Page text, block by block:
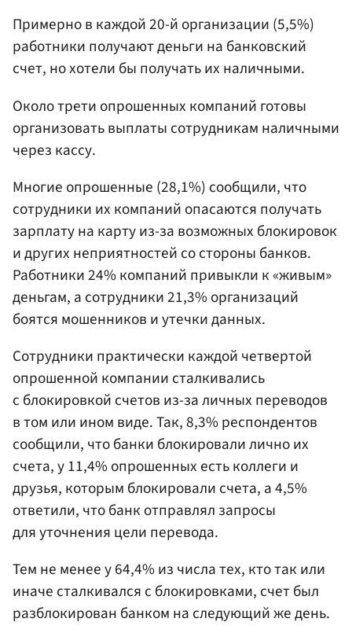
Примерно в каждой 20-й организации (5,5%)
работники получают деньги на банковский
счет, но хотели бы получать их наличными.
Около трети опрошенных компаний готовы
организовать выплаты сотрудникам наличными
через кассу.
Многие опрошенные (28,1%) сообщили, что
сотрудники их компаний опасаются получать
зарплату на карту из-за возможных блокировок
и других неприятностей со стороны банков.
Работники 24% компаний привыкли к «живым»
деньгам, а сотрудники 21,3% организаций
боятся мошенников и утечки данных.
Сотрудники практически каждой четвертой
опрошенной компании сталкивались
с блокировкой счетов из-за личных переводов
в том или ином виде. Так, 8,3% респондентов
сообщили, что банки блокировали лично их
счета, у 11,4% опрошенных есть коллеги и
друзья, которым блокировали счета, а 4,5%
ответили, что банк отправлял запросы
для уточнения цели перевода.
Тем не менее у 64,4% из числа тех, кто так или
иначе сталкивался с блокировками, счет был
разблокирован банком на следующий же день.